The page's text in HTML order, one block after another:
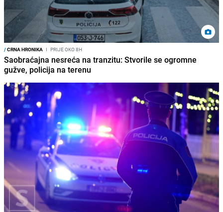
/CRNA HRONIKA I PRIJE OKO 8H
Saobraćajna nesreća na tranzitu: Stvorile se ogromne
gužve, policija na terenu